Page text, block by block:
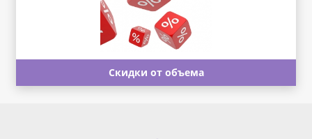
Скидки от объема